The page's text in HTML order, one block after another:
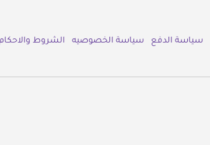
سياسة الدفع سياسة الخصوصيه الشروط